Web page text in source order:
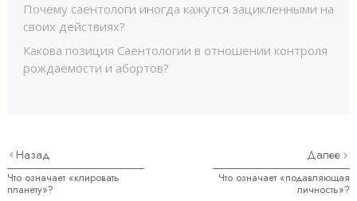
Почему саентологи иногда кажутся зацикленными на
своих действиях?
Какова позиция Саентологии в отношении контроля
рождаемости и абортов?
Назад
Что означает «клировать
планету»?
Далее
Что означает «подавляющая
личность»?